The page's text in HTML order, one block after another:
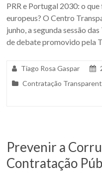
PRR e Portugal 2030: o
europeus? O Centro
junho, a segunda sessão
de debate promovido pela
Tiago Rosa Gaspar
Contratação
Prevenir a
Contratação